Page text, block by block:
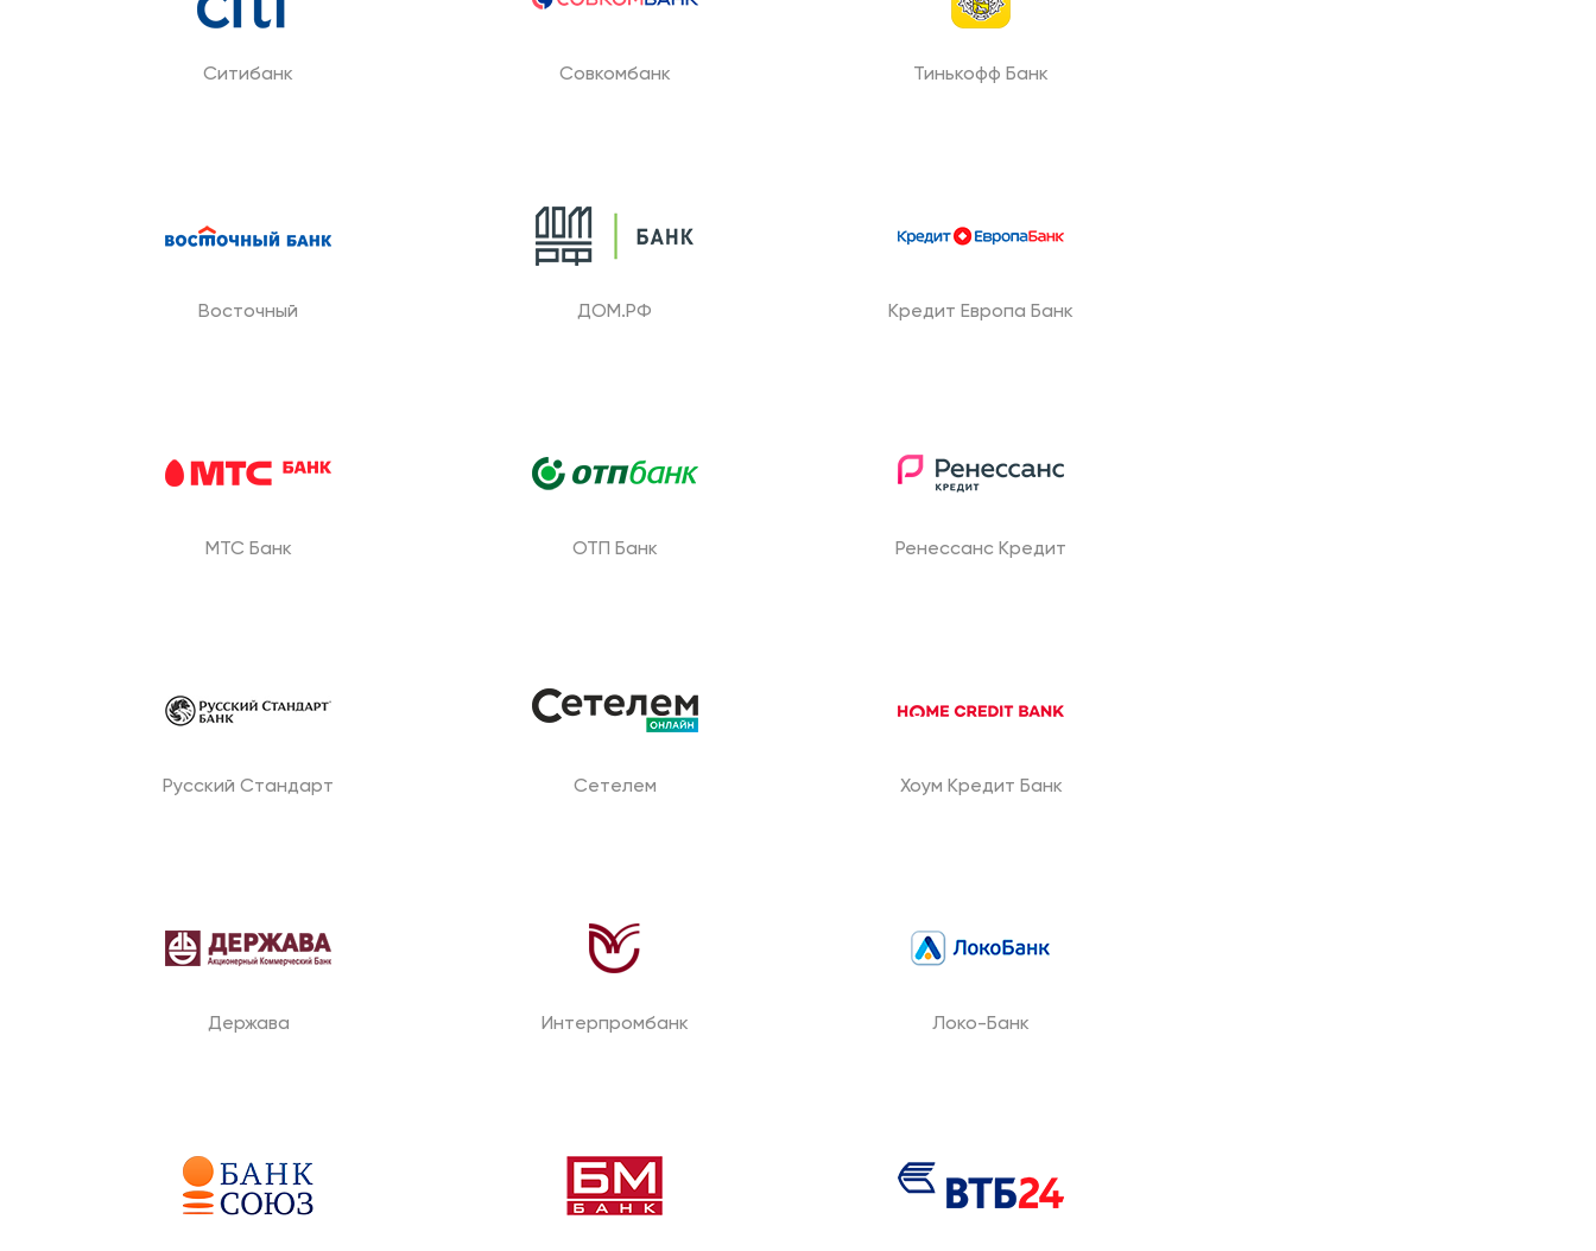
Ситибанк Совкомбанк Тинькофф Банк
Восточный ДОМ.РФ Кредит Европа Банк
МТС Банк ОТП Банк Ренессанс Кредит
Русский Стандарт Сетелем Хоум Кредит Банк
Держава Интерпромбанк Локо-Банк